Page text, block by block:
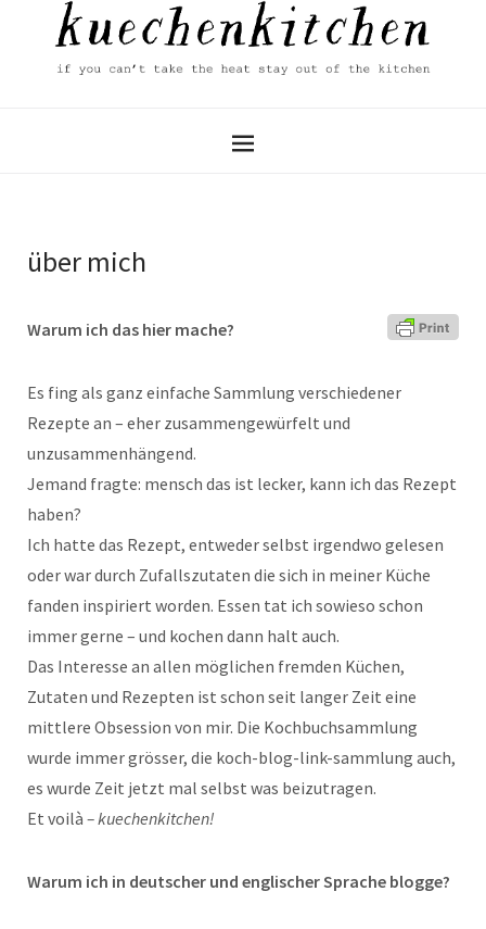
über mich
Warum ich das hier mache?
Es fing als ganz einfache Sammlung verschiedener
Rezepte an – eher zusammengewürfelt und
unzusammenhängend.
Jemand fragte: mensch das ist lecker, kann ich das Rezept
haben?
Ich hatte das Rezept, entweder selbst irgendwo gelesen
oder war durch Zufallszutaten die sich in meiner Küche
fanden inspiriert worden. Essen tat ich sowieso schon
immer gerne – und kochen dann halt auch.
Das Interesse an allen möglichen fremden Küchen,
Zutaten und Rezepten ist schon seit langer Zeit eine
mittlere Obsession von mir. Die Kochbuchsammlung
wurde immer grösser, die koch-blog-link-sammlung auch,
es wurde Zeit jetzt mal selbst was beizutragen.
Et voilà – kuechenkitchen!
Warum ich in deutscher und englischer Sprache blogge?